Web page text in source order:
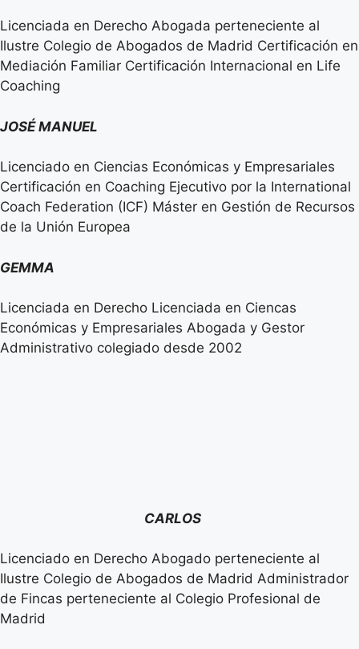
Licenciada en Derecho Abogada perteneciente al
Ilustre Colegio de Abogados de Madrid Certificación en
Mediación Familiar Certificación Internacional en Life
Coaching
JOSÉ MANUEL
Licenciado en Ciencias Económicas y Empresariales
Certificación en Coaching Ejecutivo por la International
Coach Federation (ICF) Máster en Gestión de Recursos
de la Unión Europea
GEMMA
Licenciada en Derecho Licenciada en Ciencas
Económicas y Empresariales Abogada y Gestor
Administrativo colegiado desde 2002